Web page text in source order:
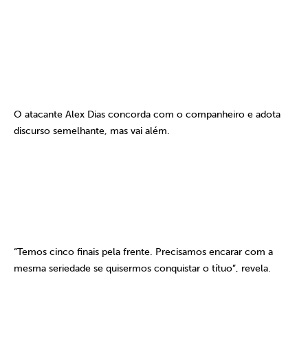
O atacante Alex Dias concorda com o companheiro e adota
discurso semelhante, mas vai além.
“Temos cinco finais pela frente. Precisamos encarar com a
mesma seriedade se quisermos conquistar o títuo”, revela.